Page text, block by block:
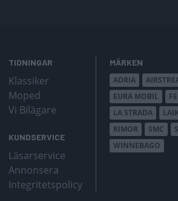
TIDNINGAR
Klassiker
Moped
Vi Bilägare
KUNDSERVICE
Läsarservice
Annonsera
Integritetspolicy
MÄRKEN
ADRIA
EURA MOBIL
LA STRADA
RIMOR
SMC
WINNEBAGO